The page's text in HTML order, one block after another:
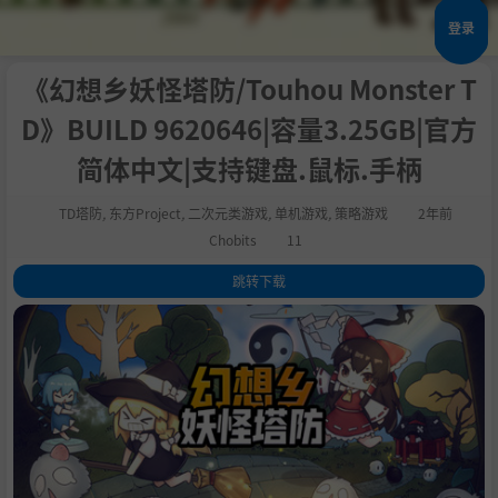
登录
《幻想乡妖怪塔防/Touhou Monster T
D》BUILD 9620646|容量3.25GB|官方
简体中文|支持键盘.鼠标.手柄
TD塔防 东方Project 二次元类游戏 单机游戏 策略游戏
2年前
Chobits
11
跳转下载
1.关于这款游戏
“好久没有好玩的塔防游戏了~” —— 蓬莱山辉夜
3.
可以操作主角的塔防游戏
4 .风格独特的美术风格
.多样的关卡，种类繁多的敌人，友军部队
.游历幻想乡
.东方Project同人游戏